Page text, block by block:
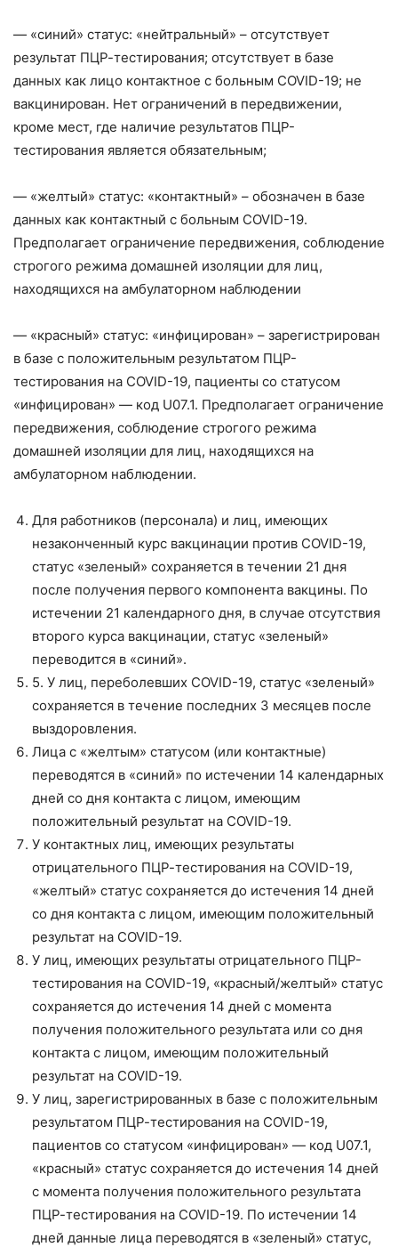
— «синий» статус: «нейтральный» – отсутствует
результат ПЦР-тестирования; отсутствует в базе
данных как лицо контактное с больным COVID-19; не
вакцинирован. Нет ограничений в передвижении,
кроме мест, где наличие результатов ПЦР-
тестирования является обязательным;
— «желтый» статус: «контактный» – обозначен в базе
данных как контактный с больным COVID-19.
Предполагает ограничение передвижения, соблюдение
строгого режима домашней изоляции для лиц,
находящихся на амбулаторном наблюдении
— «красный» статус: «инфицирован» – зарегистрирован
в базе с положительным результатом ПЦР-
тестирования на COVID-19, пациенты со статусом
«инфицирован» — код U07.1. Предполагает ограничение
передвижения, соблюдение строгого режима
домашней изоляции для лиц, находящихся на
амбулаторном наблюдении.
Для работников (персонала) и лиц, имеющих
незаконченный курс вакцинации против COVID-19,
статус «зеленый» сохраняется в течении 21 дня
после получения первого компонента вакцины. По
истечении 21 календарного дня, в случае отсутствия
второго курса вакцинации, статус «зеленый»
переводится в «синий».
5. У лиц, переболевших COVID-19, статус «зеленый»
сохраняется в течение последних 3 месяцев после
выздоровления.
Лица с «желтым» статусом (или контактные)
переводятся в «синий» по истечении 14 календарных
дней со дня контакта с лицом, имеющим
положительный результат на COVID-19.
У контактных лиц, имеющих результаты
отрицательного ПЦР-тестирования на COVID-19,
«желтый» статус сохраняется до истечения 14 дней
со дня контакта с лицом, имеющим положительный
результат на COVID-19.
У лиц, имеющих результаты отрицательного ПЦР-
тестирования на COVID-19, «красный/желтый» статус
сохраняется до истечения 14 дней с момента
получения положительного результата или со дня
контакта с лицом, имеющим положительный
результат на COVID-19.
У лиц, зарегистрированных в базе с положительным
результатом ПЦР-тестирования на COVID-19,
пациентов со статусом «инфицирован» — код U07.1,
«красный» статус сохраняется до истечения 14 дней
с момента получения положительного результата
ПЦР-тестирования на COVID-19. По истечении 14
дней данные лица переводятся в «зеленый» статус,